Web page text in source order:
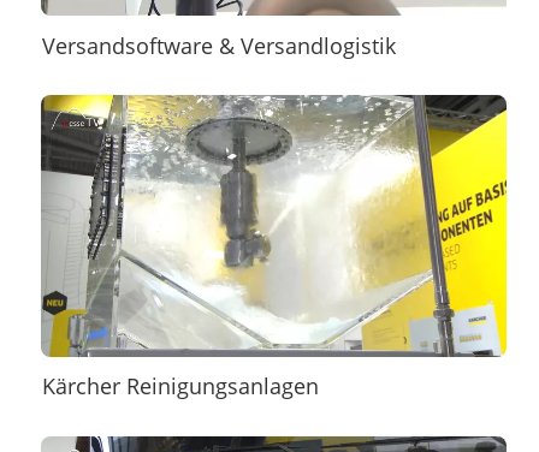
Versandsoftware & Versandlogistik
Kärcher Reinigungsanlagen